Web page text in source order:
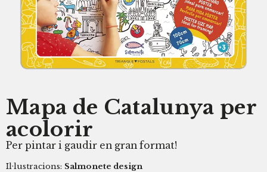
Mapa de Catalunya per
acolorir
Per pintar i gaudir en gran format!
Il·lustracions: Salmonete design